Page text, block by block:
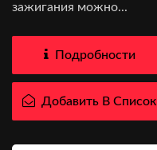
зажигания можно...
Подробности
Добавить В Список